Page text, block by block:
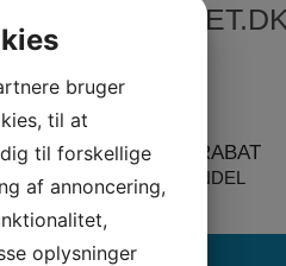
PRISMATCH + 5% RABAT
= DEN BEDSTE HANDEL
bruger
til at
til forskellige
af annoncering,
oplysninger